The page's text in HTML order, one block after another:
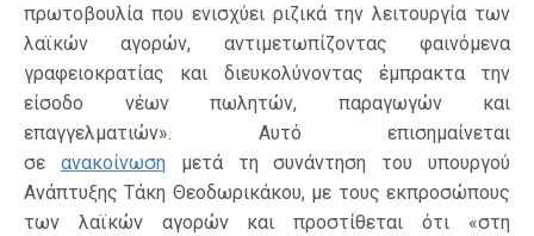
πρωτοβουλία που ενισχύει ριζικά την λειτουργία των
λαϊκών αγορών, αντιμετωπίζοντας φαινόμενα
γραφειοκρατίας και διευκολύνοντας έμπρακτα την
είσοδο νέων πωλητών, παραγωγών και
επαγγελματιών». Αυτό επισημαίνεται
σε ανακοίνωσημετά τη συνάντηση του υπουργού
Ανάπτυξης Τάκη Θεοδωρικάκου, με τους εκπροσώπους
των λαϊκών αγορών και προστίθεται ότι «στη